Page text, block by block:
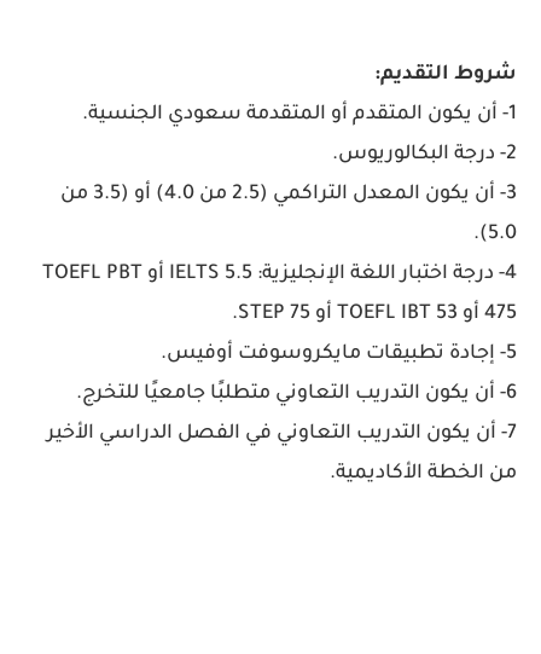
شروط التقديم:
1- أن يكون المتقدم أو المتقدمة سعودي الجنسية.
2- درجة البكالوريوس.
3- أن يكون المعدل التراكمي (2.5 من 4.0) أو (3.5 من
5.0).
4- درجة اختبار اللغة الإنجليزية: IELTS 5.5 أو TOEFL PBT
475 أو TOEFL IBT 53 أو STEP 75.
5- إجادة تطبيقات مايكروسوفت أوفيس.
6- أن يكون التدريب التعاوني متطلبًا جامعيًا للتخرج.
7- أن يكون التدريب التعاوني في الفصل الدراسي الأخير
من الخطة الأكاديمية.